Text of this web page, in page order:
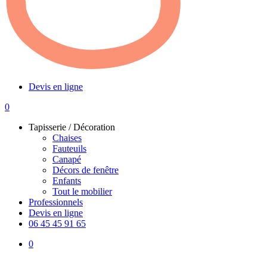
Devis en ligne
0
Tapisserie / Décoration
Chaises
Fauteuils
Canapé
Décors de fenêtre
Enfants
Tout le mobilier
Professionnels
Devis en ligne
06 45 45 91 65
0